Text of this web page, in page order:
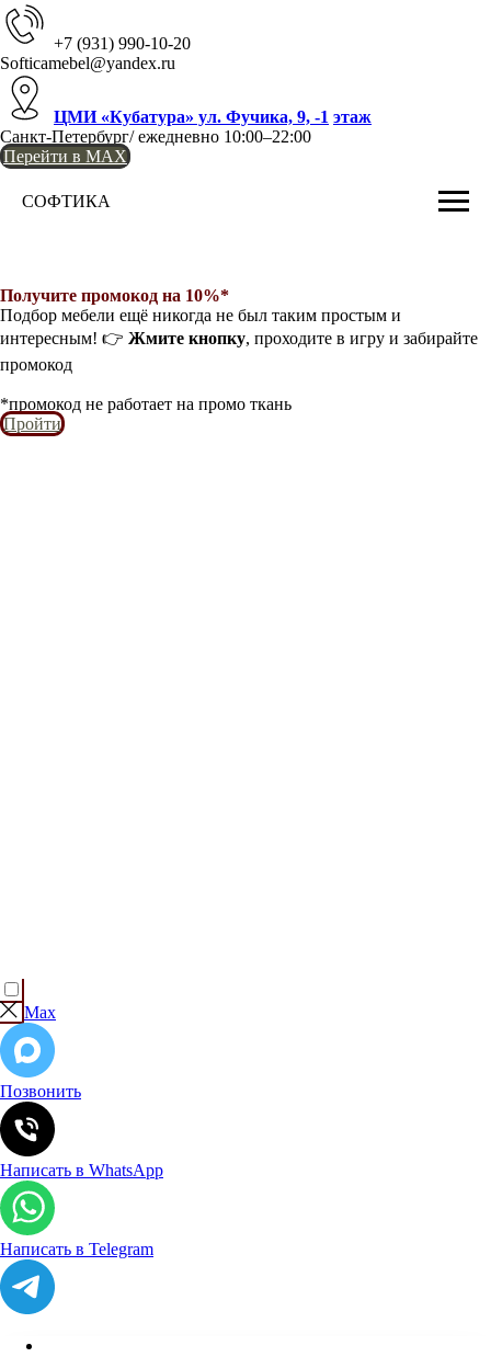
+7 (931) 990-10-20
Softicamebel@yandex.ru
ЦМИ «Кубатура» ул. Фучика, 9, -1 этаж
Санкт-Петербург/ ежедневно 10:00–22:00
Перейти в MAX
СОФТИКА
Получите промокод на 10%*
Подбор мебели ещё никогда не был таким простым и
интересным! 👉 Жмите кнопку, проходите в игру и забирайте
промокод
*промокод не работает на промо ткань
Пройти
Max
Позвонить
Написать в WhatsApp
Написать в Telegram